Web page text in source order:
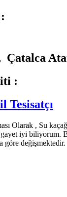
:
Tesisatçı
Olarak , Su
iyi biliyorum.
göre değişmektedir.